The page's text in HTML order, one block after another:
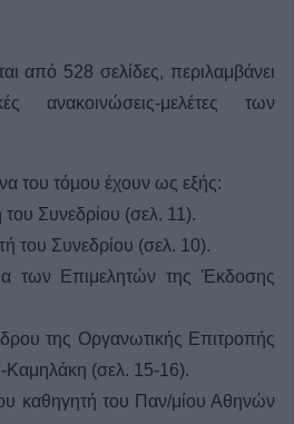
από 528 σελίδες, περιλαμβάνει
ανακοινώσεις-μελέτες των
του τόμου έχουν ως εξής:
Συνεδρίου (σελ. 11).
του Συνεδρίου (σελ. 10).
των Επιμελητών της Έκδοσης
της Οργανωτικής Επιτροπής
Καμηλάκη (σελ. 15-16).
καθηγητή του Παν/μίου Αθηνών